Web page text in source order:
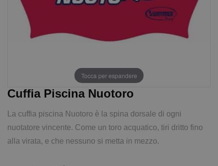
Tocca per espandere
Cuffia Piscina Nuotoro
La cuffia piscina Nuotoro è la spina dorsale di ogni
nuotatore vincente. Come un toro acquatico, tiri dritto fino
alla virata, e che nessuno si metta in mezzo.